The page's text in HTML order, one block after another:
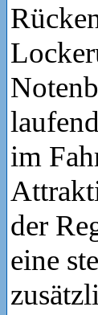
im
der
eine